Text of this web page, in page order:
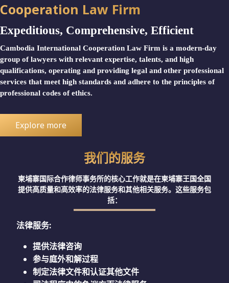
Cooperation Law Firm
Expeditious, Comprehensive, Efficient
Cambodia International Cooperation Law Firm is a modern-day
group of lawyers with relevant expertise, talents, and high
qualifications, operating and providing legal and other professional
services that meet high standards and adhere to the principles of
professional codes of ethics.
Explore more
我们的服务
柬埔寨国际合作律师事务所的核心工作就是在柬埔寨王国全国
提供高质量和高效率的法律服务和其他相关服务。这些服务包
括：
法律服务:
提供法律咨询
参与庭外和解过程
制定法律文件和认证其他文件